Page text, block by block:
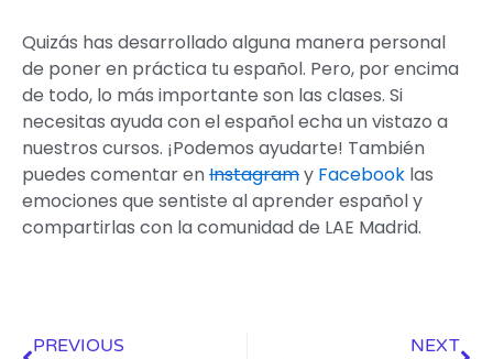
Quizás has desarrollado alguna manera personal
de poner en práctica tu español. Pero, por encima
de todo, lo más importante son las clases. Si
necesitas ayuda con el español echa un vistazo a
nuestros cursos. ¡Podemos ayudarte! También
puedes comentar enInstagramy Facebook las
emociones que sentiste al aprender español y
compartirlas con la comunidad de LAE Madrid.
PREVIOUS NEXT